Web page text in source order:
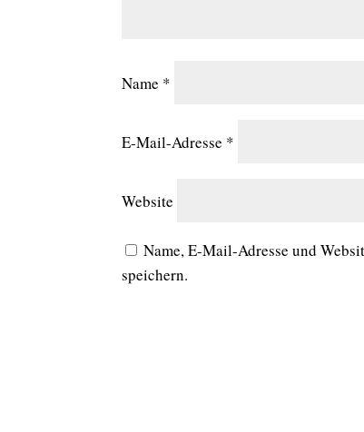
Name *
E-Mail-Adresse *
Website
Name, E-Mail-Adresse und
speichern.